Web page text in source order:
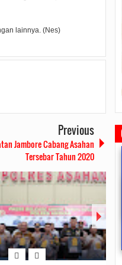
lainnya. (Nes)
Previous
Jambore Cabang Asahan
Tersebar Tahun 2020
Pohon dan
Jalan
Comments
Safari Ramadhan Walikota
Silahturahmi Dan Komunikasi
Dengan Masyarakat
2019/05/140